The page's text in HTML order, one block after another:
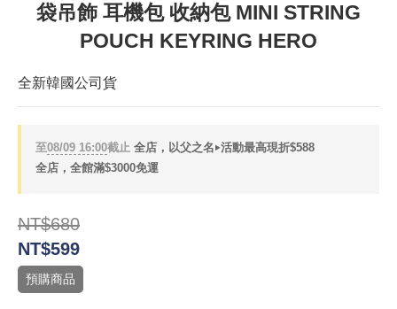
1
袋吊飾 耳機包 收納包 MINI STRING
POUCH KEYRING HERO
全新韓國公司貨
至08/09 16:00截止 全店，以父之名‣活動最高現折$588
全店，全館滿$3000免運
NT$680
NT$599
預購商品